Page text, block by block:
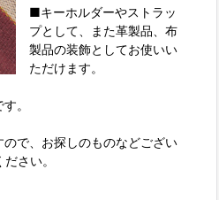
■キーホルダーやストラッ
プとして、また革製品、布
製品の装飾としてお使いい
ただけます。
。
で、お探しのものなどござい
さい。